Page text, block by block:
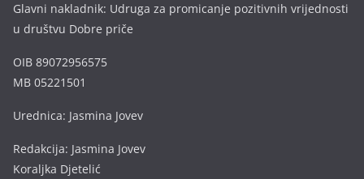
Glavni nakladnik: Udruga za promicanje pozitivnih vrijednosti
u društvu Dobre priče
OIB 89072956575
MB 05221501
Urednica: Jasmina Jovev
Redakcija: Jasmina Jovev
Koraljka Djetelić